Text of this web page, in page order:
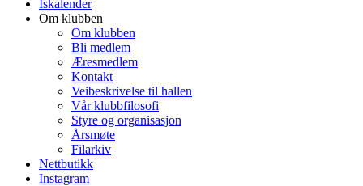
Iskalender
Om klubben
Om klubben
Bli medlem
Æresmedlem
Kontakt
Veibeskrivelse til hallen
Vår klubbfilosofi
Styre og organisasjon
Årsmøte
Filarkiv
Nettbutikk
Instagram